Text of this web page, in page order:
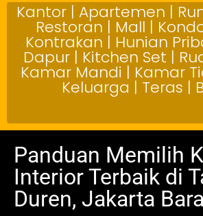
Kantor | Apartemen |
Restoran | Mall |
Kontrakan | Hunian
Dapur | Kitchen Set |
Kamar Mandi | Kamar
Keluarga | Teras |
Panduan Memilih
Interior Terbaik di
Duren, Jakarta